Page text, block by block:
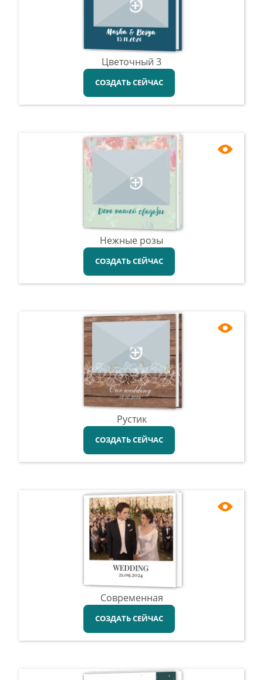
Цветочный 3
СОЗДАТЬ СЕЙЧАС
Нежные розы
СОЗДАТЬ СЕЙЧАС
Рустик
СОЗДАТЬ СЕЙЧАС
Современная
СОЗДАТЬ СЕЙЧАС